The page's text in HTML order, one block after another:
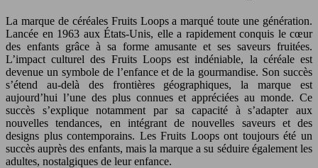
La marque de céréales Fruits Loops a marqué toute une génération.
Lancée en 1963 aux États-Unis, elle a rapidement conquis le cœur
des enfants grâce à sa forme amusante et ses saveurs fruitées.
L’impact culturel des Fruits Loops est indéniable, la céréale est
devenue un symbole de l’enfance et de la gourmandise. Son succès
s’étend au-delà des frontières géographiques, la marque est
aujourd’hui l’une des plus connues et appréciées au monde. Ce
succès s’explique notamment par sa capacité à s’adapter aux
nouvelles tendances, en intégrant de nouvelles saveurs et des
designs plus contemporains. Les Fruits Loops ont toujours été un
succès auprès des enfants, mais la marque a su séduire également les
adultes, nostalgiques de leur enfance.